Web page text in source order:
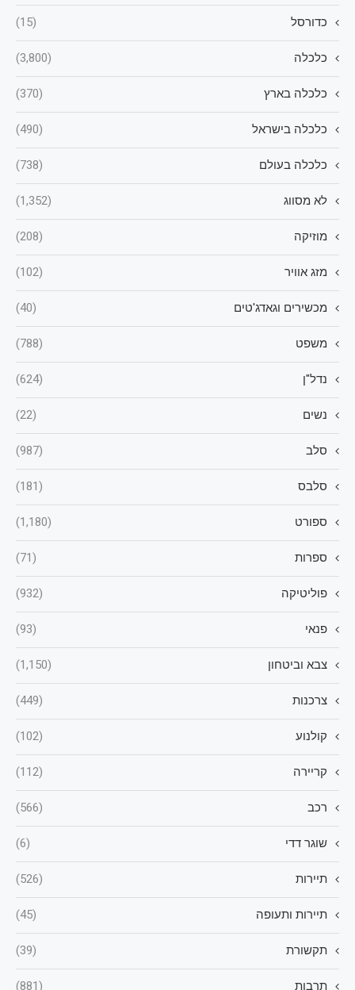
כדורסל (15)
כלכלה (3,800)
כלכלה בארץ (370)
כלכלה בישראל (490)
כלכלה בעולם (738)
לא מסווג (1,352)
מוזיקה (208)
מזג אוויר (102)
מכשירים וגאדג'טים (40)
משפט (788)
נדל"ן (624)
נשים (22)
סלב (987)
סלבס (181)
ספורט (1,180)
ספרות (71)
פוליטיקה (932)
פנאי (93)
צבא וביטחון (1,150)
צרכנות (449)
קולנוע (102)
קריירה (112)
רכב (566)
שוגר דדי (6)
תיירות (526)
תיירות ותעופה (45)
תקשורת (39)
תרבות (881)